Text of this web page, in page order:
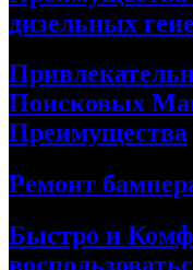
дизельных
Поисковых
Преимущества
Ремонт
Быстро и